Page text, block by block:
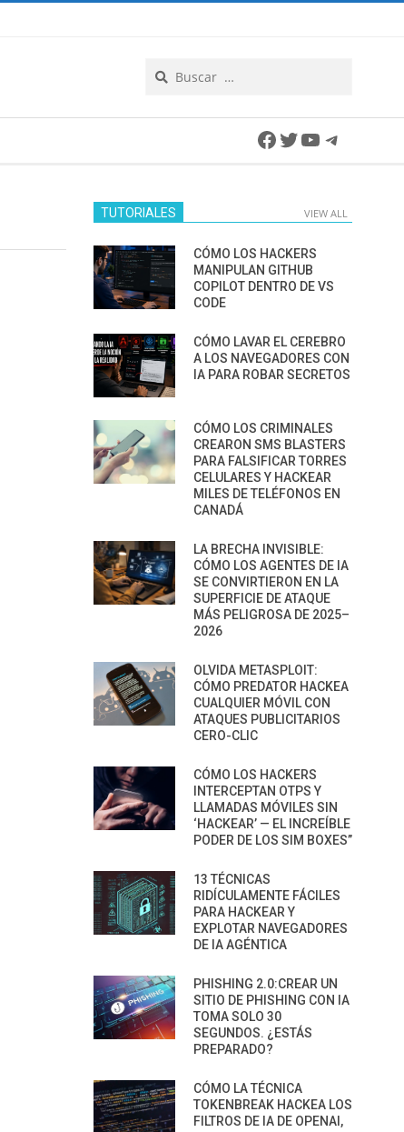
Facebook
Twitter
YouTube
TUTORIALES VIEW ALL
CÓMO LOS HACKERS
MANIPULAN GITHUB
COPILOT DENTRO DE VS
CODE
CÓMO LAVAR EL CEREBRO
A LOS NAVEGADORES CON
IA PARA ROBAR SECRETOS
CÓMO LOS CRIMINALES
CREARON SMS BLASTERS
PARA FALSIFICAR TORRES
CELULARES Y HACKEAR
MILES DE TELÉFONOS EN
CANADÁ
LA BRECHA INVISIBLE:
CÓMO LOS AGENTES DE IA
SE CONVIRTIERON EN LA
SUPERFICIE DE ATAQUE
MÁS PELIGROSA DE 2025–
2026
OLVIDA METASPLOIT:
CÓMO PREDATOR HACKEA
CUALQUIER MÓVIL CON
ATAQUES PUBLICITARIOS
CERO-CLIC
CÓMO LOS HACKERS
INTERCEPTAN OTPS Y
LLAMADAS MÓVILES SIN
‘HACKEAR’ — EL INCREÍBLE
PODER DE LOS SIM BOXES”
13 TÉCNICAS
RIDÍCULAMENTE FÁCILES
PARA HACKEAR Y
EXPLOTAR NAVEGADORES
DE IA AGÉNTICA
PHISHING 2.0:CREAR UN
SITIO DE PHISHING CON IA
TOMA SOLO 30
SEGUNDOS. ¿ESTÁS
PREPARADO?
CÓMO LA TÉCNICA
TOKENBREAK HACKEA LOS
FILTROS DE IA DE OPENAI,